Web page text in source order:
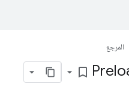
المرجع
bookmark_border